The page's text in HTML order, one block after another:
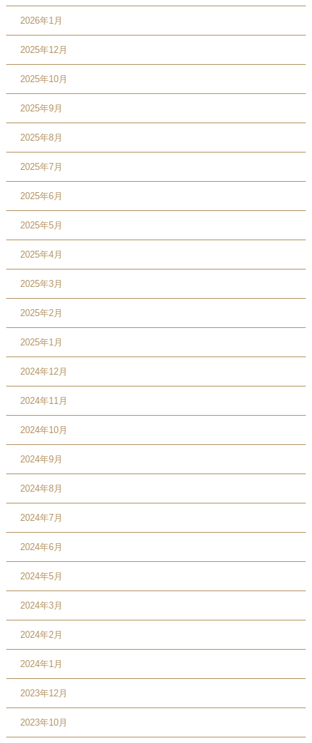
2026年1月
2025年12月
2025年10月
2025年9月
2025年8月
2025年7月
2025年6月
2025年5月
2025年4月
2025年3月
2025年2月
2025年1月
2024年12月
2024年11月
2024年10月
2024年9月
2024年8月
2024年7月
2024年6月
2024年5月
2024年3月
2024年2月
2024年1月
2023年12月
2023年10月